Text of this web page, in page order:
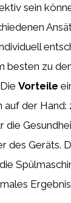
sein
besten zu
Vorteile
auf der Hand:
die
des Geräts.